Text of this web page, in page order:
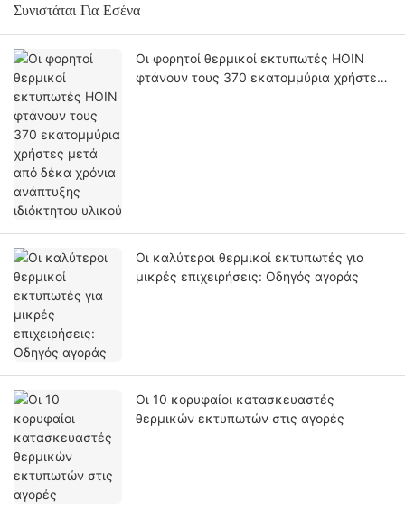
Συνιστάται Για Εσένα
Οι φορητοί θερμικοί εκτυπωτές HOIN
φτάνουν τους 370 εκατομμύρια χρήστες
Οι καλύτεροι θερμικοί εκτυπωτές για
μικρές επιχειρήσεις: Οδηγός αγοράς
Οι 10 κορυφαίοι κατασκευαστές
θερμικών εκτυπωτών στις αγορές